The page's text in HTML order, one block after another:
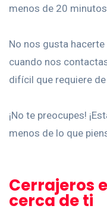
menos de 20
No nos gusta
cuando nos
difícil que requiere
¡No te preocupes!
menos de lo que
Cerrajeros
cerca de ti